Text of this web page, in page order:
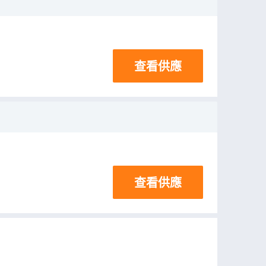
查看供應
查看供應